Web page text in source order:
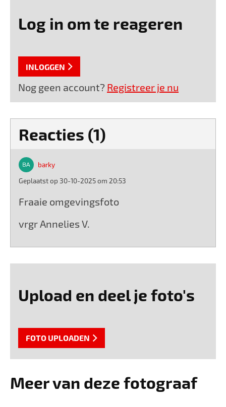
Log in om te reageren
INLOGGEN
Nog geen account? Registreer je nu
Reacties (1)
barky
Geplaatst op 30-10-2025 om 20:53
Fraaie omgevingsfoto
vrgr Annelies V.
Upload en deel je foto's
FOTO UPLOADEN
Meer van deze fotograaf